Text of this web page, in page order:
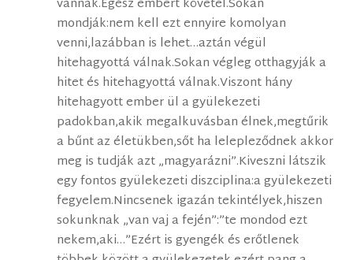
vannak.Egész embert követel.Sokan
mondják:nem kell ezt ennyire komolyan
venni,lazábban is lehet…aztán végül
hitehagyottá válnak.Sokan végleg otthagyják a
hitet és hitehagyottá válnak.Viszont hány
hitehagyott ember ül a gyülekezeti
padokban,akik megalkuvásban élnek,megtűrik
a bűnt az életükben,sőt ha lelepleződnek akkor
meg is tudják azt „magyarázni”.Kiveszni látszik
egy fontos gyülekezeti diszciplina:a gyülekezeti
fegyelem.Nincsenek igazán tekintélyek,hiszen
sokunknak „van vaj a fején”:”te mondod ezt
nekem,aki…”Ezért is gyengék és erőtlenek